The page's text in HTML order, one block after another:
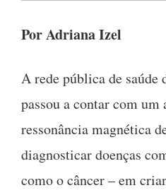
Por Adriana Izel
A rede pública de
passou a contar com um
ressonância magnética
diagnosticar doenças
como o câncer – em